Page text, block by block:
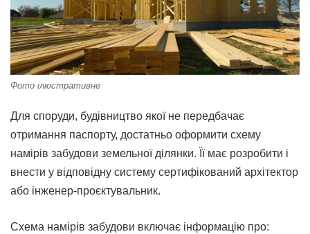
Фото ілюстративне
Для споруди, будівництво якої не передбачає
отримання паспорту, достатньо оформити схему
намірів забудови земельної ділянки. Її має розробити і
внести у відповідну систему сертифікований архітектор
або інженер-проєктувальник.
Схема намірів забудови включає інформацію про: